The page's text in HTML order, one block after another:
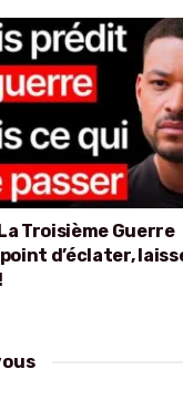
Troisième Guerre
d’éclater,